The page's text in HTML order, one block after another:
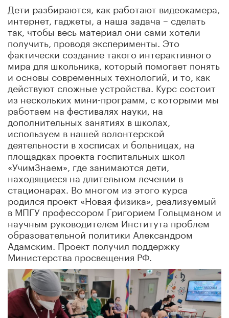
Дети разбираются, как работают видеокамера,
интернет, гаджеты, а наша задача – сделать
так, чтобы весь материал они сами хотели
получить, проводя эксперименты. Это
фактически создание такого интерактивного
мира для школьника, который помогает понять
и основы современных технологий, и то, как
действуют сложные устройства. Курс состоит
из нескольких мини-программ, с которыми мы
работаем на фестивалях науки, на
дополнительных занятиях в школах,
используем в нашей волонтерской
деятельности в хосписах и больницах, на
площадках проекта госпитальных школ
«УчимЗнаем», где занимаются дети,
находящиеся на длительном лечении в
стационарах. Во многом из этого курса
родился проект «Новая физика», реализуемый
в МПГУ профессором Григорием Гольцманом и
научным руководителем Института проблем
образовательной политики Александром
Адамским. Проект получил поддержку
Министерства просвещения РФ.